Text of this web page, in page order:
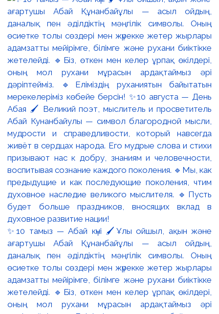
✨10 тамыз — Абай күні 🖌️Ұлы ойшыл, ақын және
ағартушы Абай Құнанбайұлы — асыл ойдың,
даналық пен әділдіктің мәңгілік символы. Оның
өсиетке толы сөздері мен жүрекке жетер жырлары
адамзатты мейірімге, білімге және рухани биіктікке
жетелейді. 🔹Біз, өткен мен келер ұрпақ өкілдері,
оның мол рухани мұрасын ардақтаймыз әрі